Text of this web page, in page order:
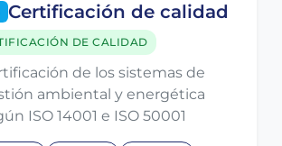
Certificación de calidad
DE CALIDAD
de los sistemas de
ambiental y energética
ISO 14001 e ISO 50001